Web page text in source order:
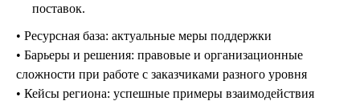
поставок.
• Ресурсная база: актуальные меры поддержки
• Барьеры и решения: правовые и организационные
сложности при работе с заказчиками разного уровня
• Кейсы региона: успешные примеры взаимодействия